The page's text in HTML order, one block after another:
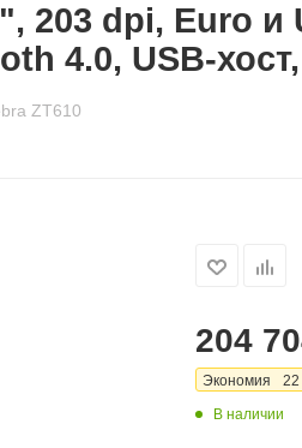
203 dpi, Euro
4.0, USB-
ZT610
204
Экономия 22
В наличии